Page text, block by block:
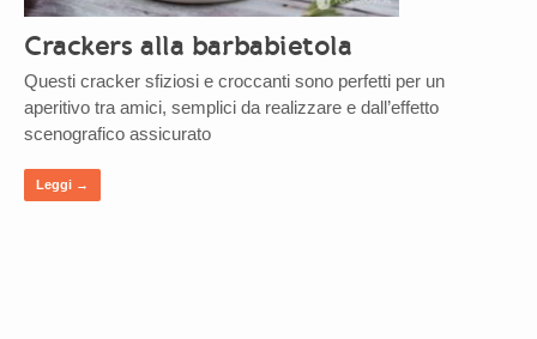
Crackers alla barbabietola
Questi cracker sfiziosi e croccanti sono perfetti per un
aperitivo tra amici, semplici da realizzare e dall’effetto
scenografico assicurato
Leggi →